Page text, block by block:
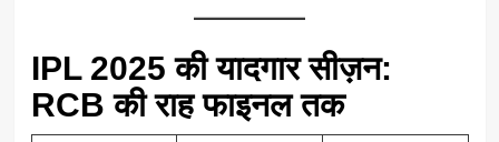
IPL 2025 की यादगार सीज़न:
RCB की राह फाइनल तक